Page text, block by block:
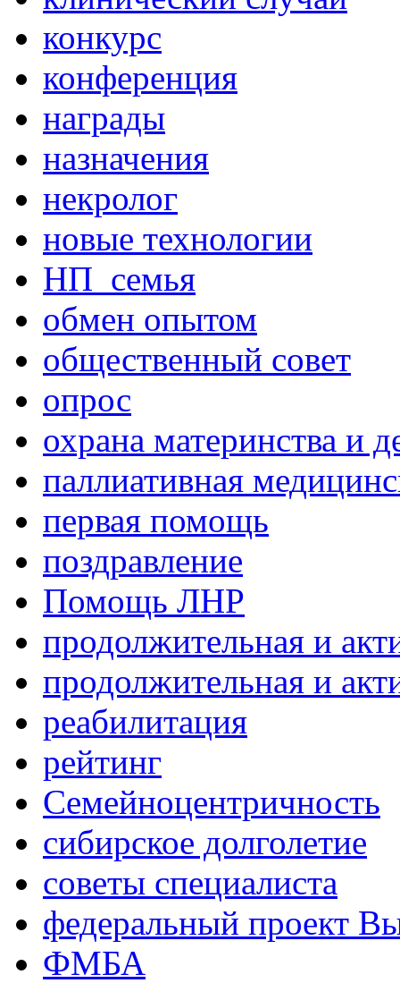
конкурс
конференция
награды
назначения
некролог
новые технологии
НП_семья
обмен опытом
общественный совет
опрос
охрана материнства и
паллиативная
первая помощь
поздравление
Помощь ЛНР
продолжительная и
продолжительная и
реабилитация
рейтинг
Семейноцентричность
сибирское долголетие
советы специалиста
федеральный проект
ФМБА